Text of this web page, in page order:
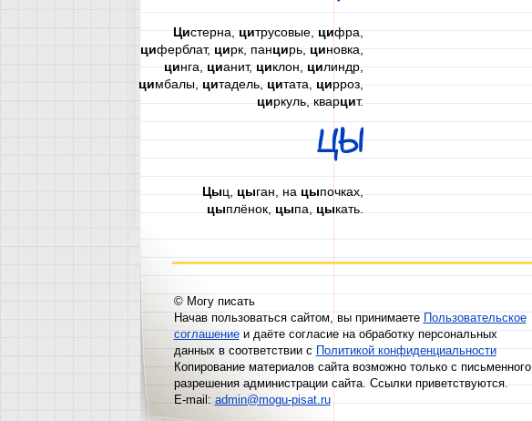
Цистерна,цитрусовые,цифра,
циферблат,цирк, панцирь,циновка,
цинга,цианит,циклон,цилиндр,
цимбалы,цитадель,цитата,цирроз,
циркуль, кварцит.
ЦЫ
Цыц,цыган, нацыпочках,
цыплёнок, цыпа, цыкать.
© Могу писать
Начав пользоваться сайтом, вы принимаете Пользовательское
соглашениеи даёте согласие на обработку персональных
данных в соответствии сПолитикой конфиденциальности
Копирование материалов сайта возможно только с письменного
разрешения администрации сайта. Ссылки приветствуются.
E-mail:admin@mogu-pisat.ru